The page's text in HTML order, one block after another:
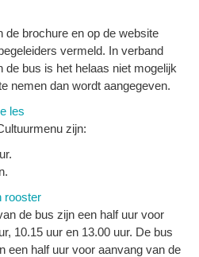
de brochure en op de website
vermeld. In verband
de bus is het helaas niet mogelijk
nemen dan wordt aangegeven.
les
zijn:
rooster
de bus zijn een half uur voor
10.15 uur en 13.00 uur. De bus
een half uur voor aanvang van de